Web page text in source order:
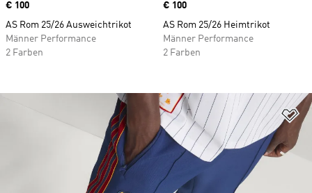
Price
€ 100
AS Rom 25/26 Ausweichtrikot
Männer Performance
2 Farben
Price
€ 100
AS Rom 25/26 Heimtrikot
Männer Performance
2 Farben